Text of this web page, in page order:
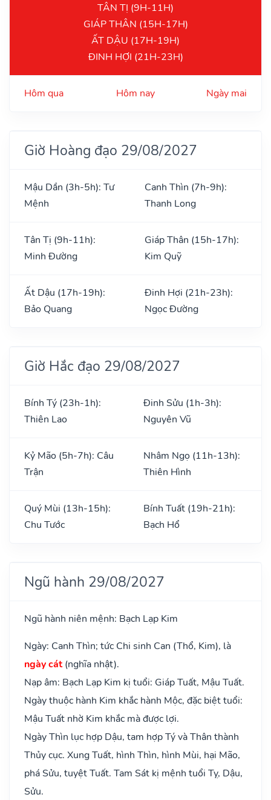
TÂN TỊ (9H-11H)
GIÁP THÂN (15H-17H)
ẤT DẬU (17H-19H)
ĐINH HỢI (21H-23H)
Hôm qua Hôm nay Ngày mai
Giờ Hoàng đạo 29/08/2027
Mậu Dần (3h-5h): Tư
Mệnh
Canh Thìn (7h-9h):
Thanh Long
Tân Tị (9h-11h):
Minh Đường
Giáp Thân (15h-17h):
Kim Quỹ
Ất Dậu (17h-19h):
Bảo Quang
Đinh Hợi (21h-23h):
Ngọc Đường
Giờ Hắc đạo 29/08/2027
Bính Tý (23h-1h):
Thiên Lao
Đinh Sửu (1h-3h):
Nguyên Vũ
Kỷ Mão (5h-7h): Câu
Trận
Nhâm Ngọ (11h-13h):
Thiên Hình
Quý Mùi (13h-15h):
Chu Tước
Bính Tuất (19h-21h):
Bạch Hổ
Ngũ hành 29/08/2027
Ngũ hành niên mệnh: Bạch Lạp Kim
Ngày: Canh Thìn; tức Chi sinh Can (Thổ, Kim), là
ngày cát(nghĩa nhật).
Nạp âm: Bạch Lạp Kim kị tuổi: Giáp Tuất, Mậu Tuất.
Ngày thuộc hành Kim khắc hành Mộc, đặc biệt tuổi:
Mậu Tuất nhờ Kim khắc mà được lợi.
Ngày Thìn lục hợp Dậu, tam hợp Tý và Thân thành
Thủy cục. Xung Tuất, hình Thìn, hình Mùi, hại Mão,
phá Sửu, tuyệt Tuất. Tam Sát kị mệnh tuổi Tỵ, Dậu,
Sửu.